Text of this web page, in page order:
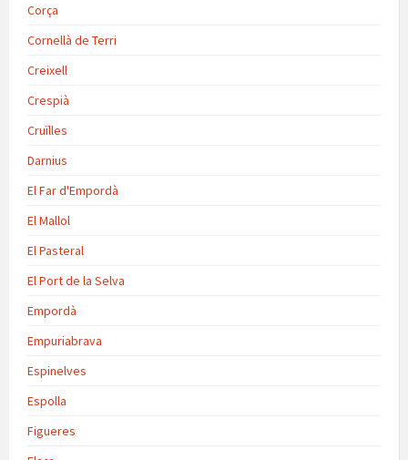
Corça
Cornellà de Terri
Creixell
Crespià
Cruïlles
Darnius
El Far d'Empordà
El Mallol
El Pasteral
El Port de la Selva
Empordà
Empuriabrava
Espinelves
Espolla
Figueres